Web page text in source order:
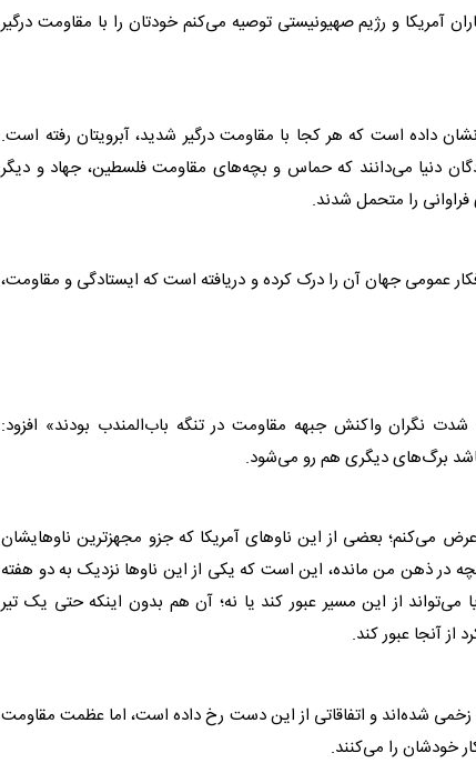
آمریکا و رژیم صهیونیستی توصیه می‌کنم خودتان را با مقاومت درگیر
داده است که هر کجا با مقاومت درگیر شدید، آبرویتان رفته است.
دنیا می‌دانند که حماس و بچه‌های مقاومت فلسطین، جهاد و دیگر
را متحمل شدند.
عمومی جهان آن را درک کرده و دریافته است که ایستادگی و مقاومت،
شدت نگران واکنش جبهه مقاومت در تنگه باب‌المندب بودند» افزود:
برگ‌های دیگری هم رو می‌شود.
می‌کنم؛ بعضی از این ناوهای آمریکا که جزو مجهزترین ناوهایشان
در ذهن من مانده، این است که یکی از این ناوها نزدیک به دو هفته
از این مسیر عبور کند یا نه؛ آن هم بدون اینکه حتی یک تیر
آنجا عبور کند.
زخمی شده‌اند و اتفاقاتی از این دست رخ داده است، اما عظمت مقاومت
خودشان را می‌کنند.